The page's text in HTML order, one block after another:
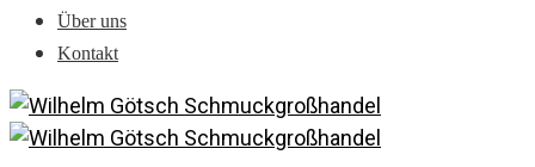
Über uns
Kontakt